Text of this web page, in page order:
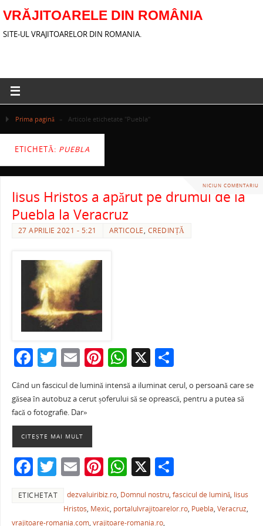
VRĂJITOARELE DIN ROMÂNIA
SITE-UL VRAJITOARELOR DIN ROMANIA.
Prima pagină » Articole etichetate "Puebla"
ETICHETĂ: PUEBLA
NICIUN COMENTARIU
Iisus Hristos a apărut pe drumul de la
Puebla la Veracruz
27 APRILIE 2021 - 5:21 ARTICOLE, CREDINȚĂ
F
a
c
e
b
o
o
k
T
w
itt
er
E
m
ai
l
Pi
nt
er
W
h
at
p
p
X P
ar
ta
ză
Când un fascicul de lumină intensă a iluminat cerul, o persoană care se
găsea în autobuz a cerut șoferului să se oprească, pentru a putea să
facă o fotografie. Dar»
CITEȘTE MAI MULT
F
c
T
w
itt
E
m
ai
Pi
nt
er
W
at
X P
ar
ta
ETICHETAT dezvaluiribiz.ro, Domnul nostru,fascicul de lumină, Iisus
Hristos, Mexic, portalulvrajitoarelor.ro, Puebla,Veracruz,
vrajitoare-romania.com, vrajitoare-romania.ro,